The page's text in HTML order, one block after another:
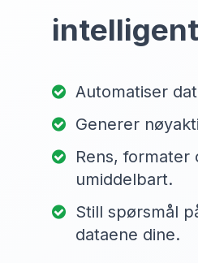
Automatiser
Generer
Rens, formater
umiddelbart.
Still spørsmål
dataene dine.